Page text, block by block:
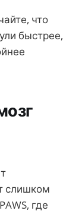
что
быстрее,
слишком
где